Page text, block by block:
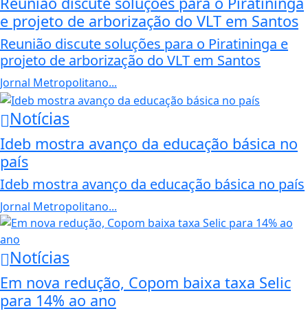
e projeto de arborização do VLT em Santos
Reunião discute soluções para o Piratininga e
projeto de arborização do VLT em Santos
Jornal Metropolitano...
Notícias
Ideb mostra avanço da educação básica no
país
Ideb mostra avanço da educação básica no país
Jornal Metropolitano...
Notícias
Em nova redução, Copom baixa taxa Selic
para 14% ao ano